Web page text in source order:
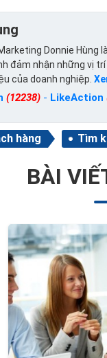
Donnie Hùng
đảm nhận những vị
của doanh nghiệp.
(12238) - LikeAction
hàng Tìm
BÀI